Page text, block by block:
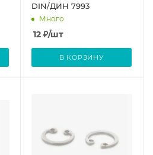
DIN/ДИН 7993
Много
12₽/шт
В КОРЗИНУ